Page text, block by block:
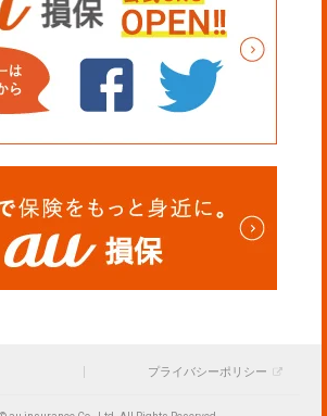
プライバシーポリシー